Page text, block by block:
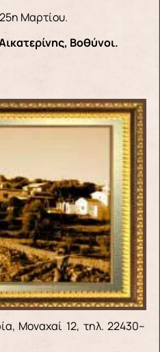
Μαρτίου.
Βοθύνοι.
Μοναχαί 12, τηλ. 22430–